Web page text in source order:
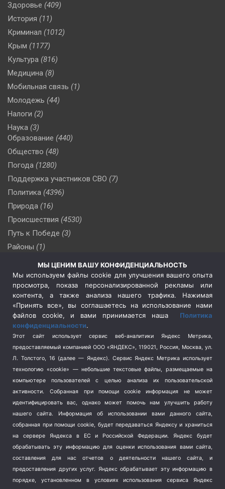
Здоровье (409)
История (11)
Криминал (1012)
Крым (1177)
Культура (816)
Медицина (8)
Мобильная связь (1)
Молодежь (44)
Налоги (2)
Наука (3)
Образование (440)
Общество (48)
Погода (1280)
Поддержка участников СВО (7)
Политика (4396)
Природа (16)
Происшествия (4530)
Путь к Победе (3)
Районы (1)
(510)
Сельское хозяйство (3)
Социальная политика
(3)
Спецоперация в Украине
Спецоперация на Украине
(404)
Спорт (740)
Терроризм (1)
Транспорт (262)
Туризм (178)
Школа и спорт (2)
Экология (8)
Экономика (1172)
МЫ ЦЕНИМ ВАШУ КОНФИДЕНЦИАЛЬНОСТЬ
Мы используем файлы cookie для улучшения вашего опыта
просмотра, показа персонализированной рекламы или
контента, а также анализа нашего трафика. Нажимая
«Принять все», вы соглашаетесь на использование нами
файлов cookie, и вами принимается наша Политика
конфиденциальности.
Этот сайт использует сервис веб-аналитики Яндекс Метрика,
предоставляемый компанией ООО «ЯНДЕКС», 119021, Россия, Москва, ул.
Л. Толстого, 16 (далее — Яндекс). Сервис Яндекс Метрика использует
технологию «cookie» — небольшие текстовые файлы, размещаемые на
компьютере пользователей с целью анализа их пользовательской
активности.
Собранная при помощи cookie информация не может
идентифицировать вас, однако может помочь нам улучшить работу
нашего сайта. Информация об использовании вами данного сайта,
собранная при помощи cookie, будет передаваться Яндексу и храниться
на сервере Яндекса в ЕС и Российской Федерации. Яндекс будет
обрабатывать эту информацию для оценки использования вами сайта,
составления для нас отчетов о деятельности нашего сайта, и
предоставления других услуг. Яндекс обрабатывает эту информацию в
порядке, установленном в условиях использования сервиса Яндекс